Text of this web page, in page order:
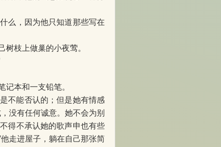
么，因为他只知道那些写在
枝上做巢的小夜莺。
本和一支铅笔。
不能否认的；但是她有情感
没有任何诚意。她不会为别
得不承认她的歌声申也有些
走进屋子，躺在自己那张简